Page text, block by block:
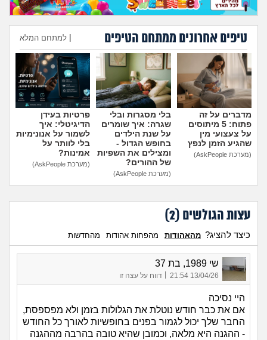
טיפים אחרונים ממתחם הטיפים למתחם המלא
הוספת טיפ
מדברים על זה
פתוח: 5 מיתוסים
על צעצועי מין
שהגיע הזמן לנפץ
(מערכת AskPeople)
בלי מסגרות ובלי
שגרה: איך שומרים
על שנת הילדים
בחופש הגדול -
ומצילים את השפיות
של ההורים?
(מערכת AskPeople)
פרטיות בעידן
הדיגיטלי: איך
לשמור על אנונימיות
בלי לוותר על
אמינות?
(מערכת AskPeople)
עצות הגולשים (2
)
כיצד להציג? מהאהודות מהפחות אהודות מהחדשות
שי 1989, בת 37
13/04/26 21:54 דווח על עצה זו
היי נסיכה
אם את כבר חודש נוטלת את הגלולות בזמן ולא מפספסת,
החבר שלך יכול לגמור בפנים בחופשיות לאורך כל החודש
- ההגנה היא מלאה, וכמובן שהיא טובה בהרבה מההגנה